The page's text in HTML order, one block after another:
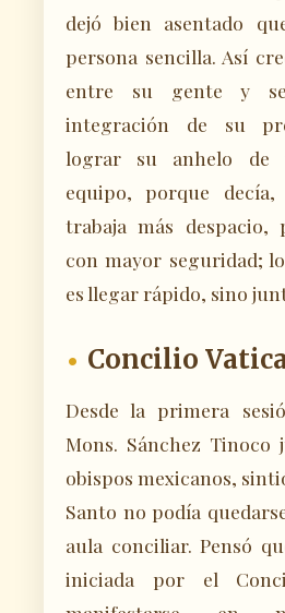
dejó bien asentado
persona sencilla. Así
entre su gente y
integración de su
lograr su anhelo de
equipo, porque
trabaja más despacio,
con mayor seguridad;
es llegar rápido, sino
Concilio
Desde la primera
Mons. Sánchez
obispos mexicanos,
Santo no podía
aula conciliar. Pensó
iniciada por el